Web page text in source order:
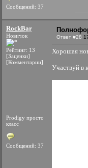
Сообщений: 37
RockBar
Новичок
Рейтинг: 13
[Заценки]
[Комментарии]
Prodigy просто
класс
Сообщений: 37
Ответ #28
Хорошая
Участвуй в